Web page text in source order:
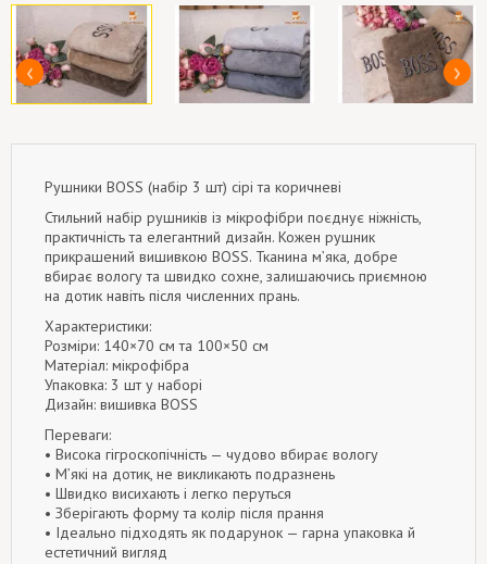
Рушники BOSS (набір 3 шт) сірі та коричневі
Стильний набір рушників із мікрофібри поєднує ніжність,
практичність та елегантний дизайн. Кожен рушник
прикрашений вишивкою BOSS. Тканина м’яка, добре
вбирає вологу та швидко сохне, залишаючись приємною
на дотик навіть після численних прань.
Характеристики:
Розміри: 140×70 см та 100×50 см
Матеріал: мікрофібра
Упаковка: 3 шт у наборі
Дизайн: вишивка BOSS
Переваги:
• Висока гігроскопічність — чудово вбирає вологу
• М’які на дотик, не викликають подразнень
• Швидко висихають і легко перуться
• Зберігають форму та колір після прання
• Ідеально підходять як подарунок — гарна упаковка й
естетичний вигляд